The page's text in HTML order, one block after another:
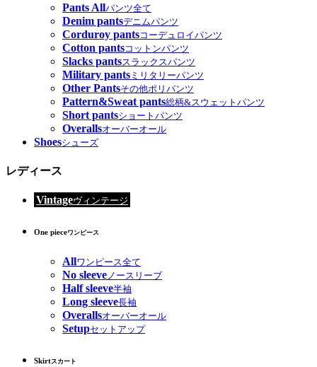
Pants Allパンツ全て
Denim pantsデニムパンツ
Corduroy pantsコーデュロイパンツ
Cotton pantsコットンパンツ
Slacks pantsスラックスパンツ
Military pants ミリタリーパンツ
Other Pantsその他ポリパンツ
Pattern&Sweat pants総柄&スウェットパンツ
Short pantsショートパンツ
Overallsオーバーオール
Shoesシューズ
レディース
Vintageヴィンテージ
One pieceワンピース
Allワンピース全て
No sleeveノースリーブ
Half sleeve半袖
Long sleeve長袖
Overallsオーバーオール
Setupセットアップ
Skirtスカート